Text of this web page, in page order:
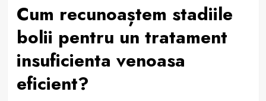
Cum recunoaștem stadiile
bolii pentru un tratament
insuficienta venoasa
eficient?